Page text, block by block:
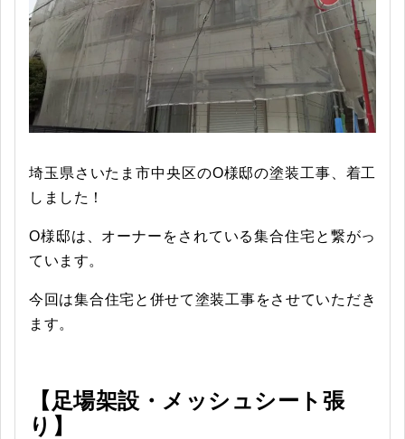
埼玉県さいたま市中央区のO様邸の塗装工事、着工
しました！
O様邸は、オーナーをされている集合住宅と繋がっ
ています。
今回は集合住宅と併せて塗装工事をさせていただき
ます。
【足場架設・メッシュシート張
り】